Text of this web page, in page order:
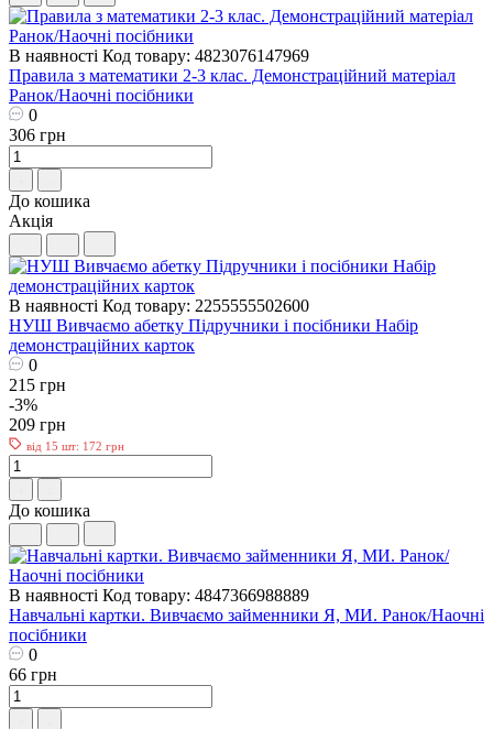
В наявності Код товару: 4823076147969
Правила з математики 2-3 клас. Демонстраційний матеріал
Ранок/Наочні посібники
0
306 грн
До кошика
Акція
В наявності Код товару: 2255555502600
НУШ Вивчаємо абетку Підручники і посібники Набір
демонстраційних карток
0
215 грн
-3%
209 грн
від 15 шт: 172 грн
До кошика
В наявності Код товару: 4847366988889
Навчальні картки. Вивчаємо займенники Я, МИ. Ранок/Наочні
посібники
0
66 грн